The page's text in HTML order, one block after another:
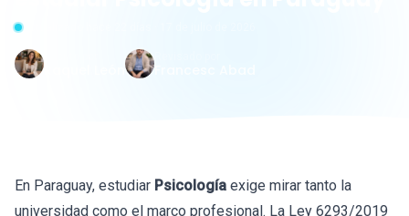
Actualizado hace 22 días · 17 de julio de 2026
En Paraguay, estudiar Psicología exige mirar tanto la
universidad como el marco profesional. La Ley 6293/2019